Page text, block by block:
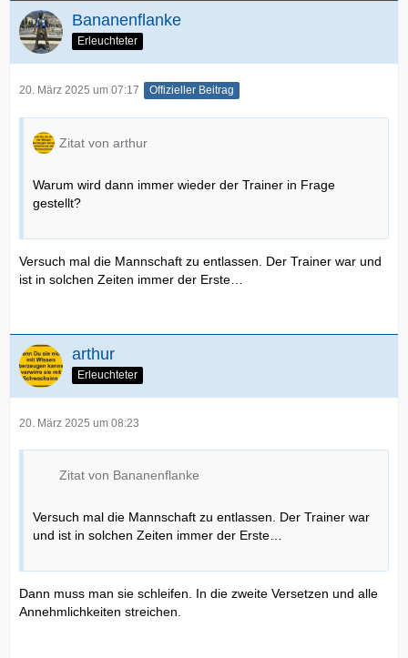
Bananenflanke
Erleuchteter
20. März 2025 um 07:17 Offizieller Beitrag
Zitat von arthur
Warum wird dann immer wieder der Trainer in Frage
gestellt?
Versuch mal die Mannschaft zu entlassen. Der Trainer war und
ist in solchen Zeiten immer der Erste…
arthur
Erleuchteter
20. März 2025 um 08:23
Zitat von Bananenflanke
Versuch mal die Mannschaft zu entlassen. Der Trainer war
und ist in solchen Zeiten immer der Erste…
Dann muss man sie schleifen. In die zweite Versetzen und alle
Annehmlichkeiten streichen.